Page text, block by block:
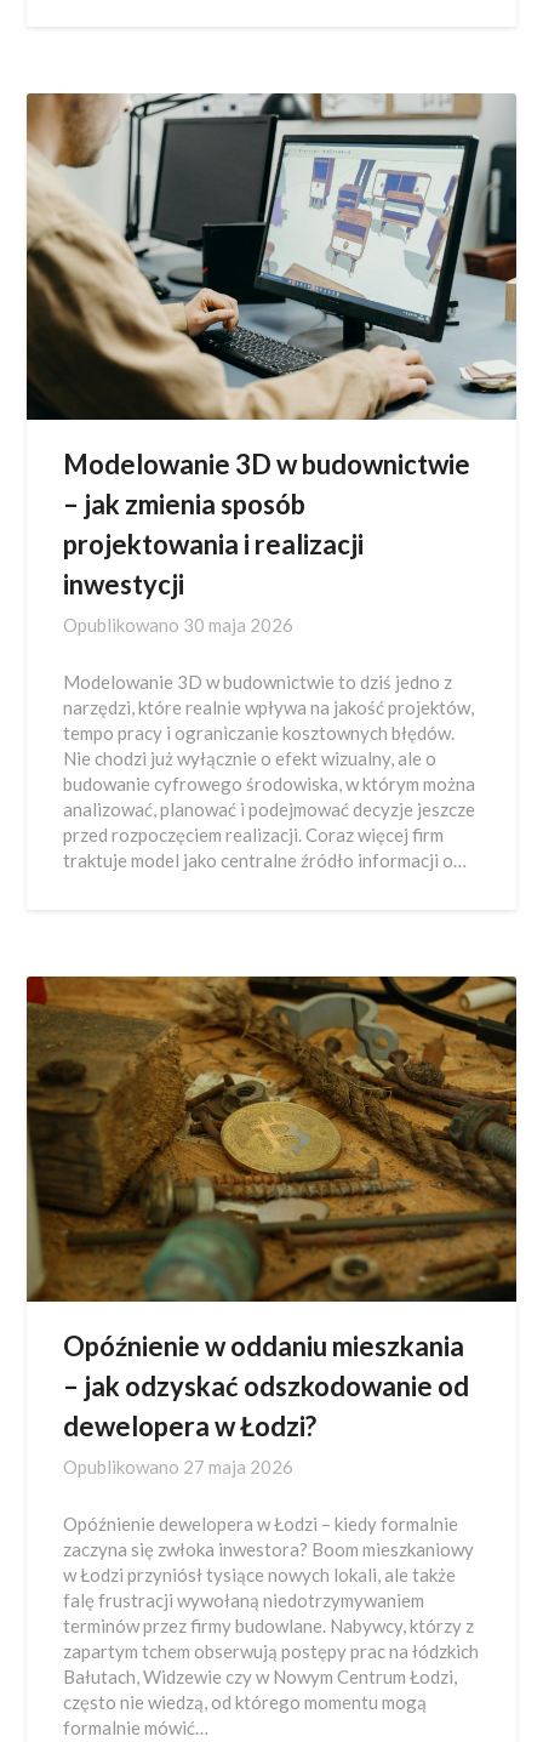
Modelowanie 3D w budownictwie
– jak zmienia sposób
projektowania i realizacji
inwestycji
Opublikowano 30 maja 2026
Modelowanie 3D w budownictwie to dziś jedno z
narzędzi, które realnie wpływa na jakość projektów,
tempo pracy i ograniczanie kosztownych błędów.
Nie chodzi już wyłącznie o efekt wizualny, ale o
budowanie cyfrowego środowiska, w którym można
analizować, planować i podejmować decyzje jeszcze
przed rozpoczęciem realizacji. Coraz więcej firm
traktuje model jako centralne źródło informacji o…
Opóźnienie w oddaniu mieszkania
– jak odzyskać odszkodowanie od
dewelopera w Łodzi?
Opublikowano 27 maja 2026
Opóźnienie dewelopera w Łodzi – kiedy formalnie
zaczyna się zwłoka inwestora? Boom mieszkaniowy
w Łodzi przyniósł tysiące nowych lokali, ale także
falę frustracji wywołaną niedotrzymywaniem
terminów przez firmy budowlane. Nabywcy, którzy z
zapartym tchem obserwują postępy prac na łódzkich
Bałutach, Widzewie czy w Nowym Centrum Łodzi,
często nie wiedzą, od którego momentu mogą
formalnie mówić…